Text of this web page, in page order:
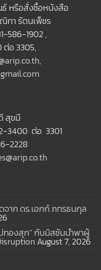
หรือสั่งซื้อหนังสือ
า รัตนเพ็ชร
586-1902 ,
อ 3305,
,
สุขมี
3400 ต่อ 3301
2228
จาก ดร.เอกก์ ภทรธนกุล
องสุก” กับมิสชันนำพาผู้
August 7, 2026